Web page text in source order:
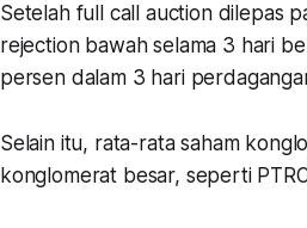
Setelah full call auction dilepas
rejection bawah selama 3 hari
persen dalam 3 hari
Selain itu, rata-rata saham
konglomerat besar, seperti